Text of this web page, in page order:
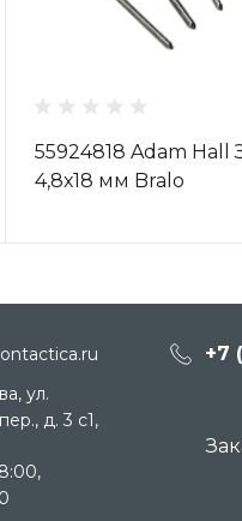
55924818 Adam Hall
4,8х18 мм Bralo
+7
ул.
д. 3 c1,